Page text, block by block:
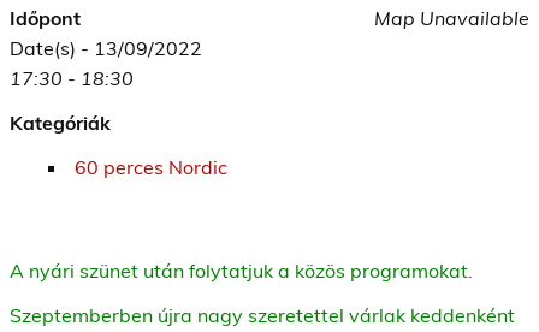
Map Unavailable
Időpont
Date(s) - 13/09/2022
17:30 - 18:30
Kategóriák
60 perces Nordic
A nyári szünet után folytatjuk a közös programokat.
Szeptemberben újra nagy szeretettel várlak keddenként